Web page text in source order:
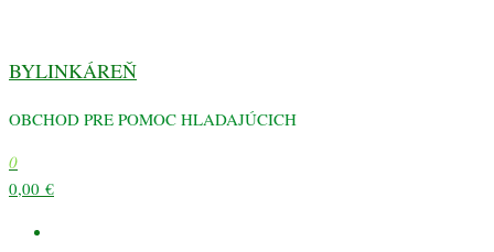
obsah
BYLINKÁREŇ
OBCHOD PRE POMOC HLADAJÚCICH
0
0,00 €